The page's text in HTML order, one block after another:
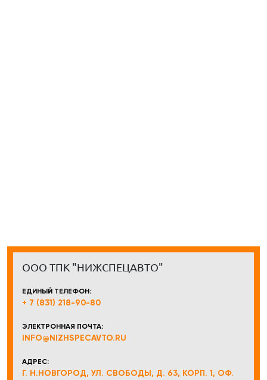
ООО ТПК "НИЖСПЕЦАВТО"
ЕДИНЫЙ ТЕЛЕФОН:
+ 7 (831) 218-90-80
ЭЛЕКТРОННАЯ ПОЧТА:
INFO@NIZHSPECAVTO.RU
АДРЕС:
Г. Н.НОВГОРОД, УЛ. СВОБОДЫ, Д. 63, КОРП. 1, ОФ.